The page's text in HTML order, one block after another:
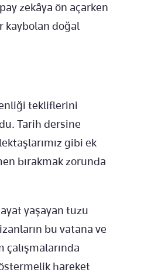
zekâya ön açarken
kaybolan doğal
tekliflerini
Tarih dersine
gibi ek
bırakmak zorunda
yaşayan tuzu
bu vatana ve
hareket